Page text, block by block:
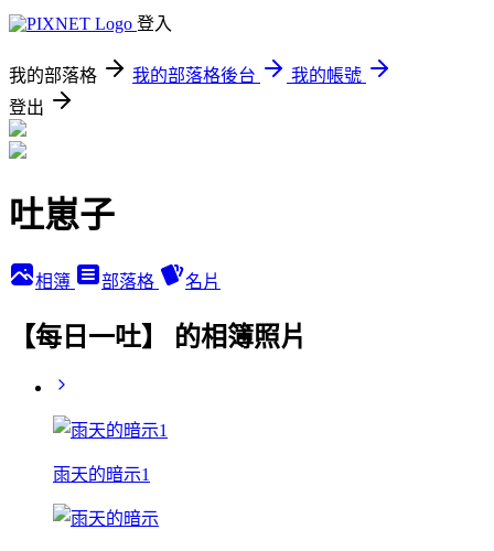
登入
我的部落格 我的部落格後台
我的帳號
登出
吐崽子
相簿 部落格 名片
【每日一吐】 的相簿照片
雨天的暗示1